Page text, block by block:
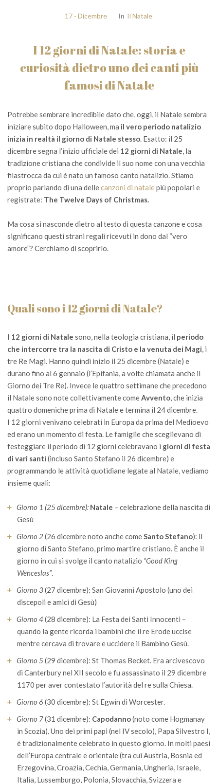
17 - Dicembre In Il Natale
I 12 giorni di Natale: storia e
curiosità dietro uno dei canti più
famosi di Natale
Potrebbe sembrare incredibile dato che, oggi, il Natale sembra
iniziare subito dopo Halloween, ma il vero periodo natalizio
inizia in realtà il giorno di Natale stesso . Esatto: il 25
dicembre segna l’inizio ufficiale dei 12 giorni di Natale , la
tradizione cristiana che condivide il suo nome con una vecchia
filastrocca da cui è nato un famoso canto natalizio. Stiamo
proprio parlando di una dellecanzoni di natalepiù popolari e
registrate: The Twelve Days of Christmas.
Ma cosa si nasconde dietro al testo di questa canzone e cosa
significano questi strani regali ricevuti in dono dal “vero
amore”? Cerchiamo di scoprirlo.
Quali sono i 12 giorni di Natale?
I 12 giorni di Natale sono, nella teologia cristiana, il periodo
che intercorre tra la nascita di Cristo e la venuta dei Magi, i
tre Re Magi. Hanno quindi inizio il 25 dicembre (Natale) e
durano fino al 6 gennaio (l’Epifania, a volte chiamata anche il
Giorno dei Tre Re). Invece le quattro settimane che precedono
il Natale sono note collettivamente comeAvvento, che inizia
quattro domeniche prima di Natale e termina il 24 dicembre.
I 12 giorni venivano celebrati in Europa da prima del Medioevo
ed erano un momento di festa. Le famiglie che sceglievano di
festeggiare il periodo di 12 giorni celebravano i giorni di festa
di vari santi (incluso Santo Stefano il 26 dicembre) e
programmando le attività quotidiane legate al Natale, vediamo
insieme quali:
Giorno 1 (25 dicembre): Natale – celebrazione della nascita di
Gesù
Giorno 2(26 dicembre noto anche comeSanto Stefano): il
giorno di Santo Stefano, primo martire cristiano. È anche il
giorno in cui si svolge il canto natalizio “Good King
Wenceslas”.
Giorno 3(27 dicembre): San Giovanni Apostolo (uno dei
discepoli e amici di Gesù)
Giorno 4(28 dicembre): La Festa dei Santi Innocenti –
quando la gente ricorda i bambini che il re Erode uccise
mentre cercava di trovare e uccidere il Bambino Gesù.
Giorno 5 (29 dicembre): St Thomas Becket. Era arcivescovo
di Canterbury nel XII secolo e fu assassinato il 29 dicembre
1170 per aver contestato l’autorità del re sulla Chiesa.
Giorno 6 (30 dicembre): St Egwin di Worcester.
Giorno 7(31 dicembre): Capodanno(noto come Hogmanay
in Scozia). Uno dei primi papi (nel IV secolo), Papa Silvestro I,
è tradizionalmente celebrato in questo giorno. In molti paesi
dell’Europa centrale e orientale (tra cui Austria, Bosnia ed
Erzegovina, Croazia, Cechia, Germania, Ungheria, Israele,
Italia, Lussemburgo, Polonia, Slovacchia, Svizzera e